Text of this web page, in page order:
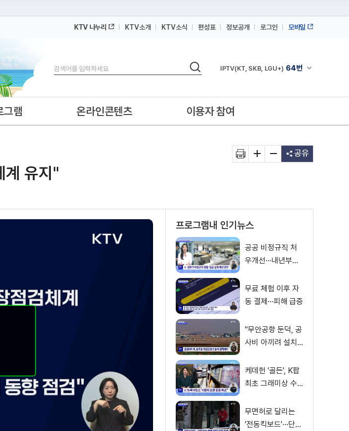
요
KTV 나누리 KTV소개 KTV소식 편성표 정보공개 로그인 모바일
검색
검색 채널안내 펼쳐
IPTV(KT, SKB, LGU+) 64번
IPTV(KT, SKB, LGU+)
그램 온라인콘텐츠 이용자 참여
계 유지"
공유
프로그램내 인기뉴스
공공 비정규직 처
우개선···내년부터
스의 맥]
무료 체험 이후 자
동 결제···피해 급증
"무안공항 둔덕, 공
사비 아끼려 설치···
케데헌 '골든', K팝
최초 그래미상 수
무면허로 달리는
'전동킥보드'···단속